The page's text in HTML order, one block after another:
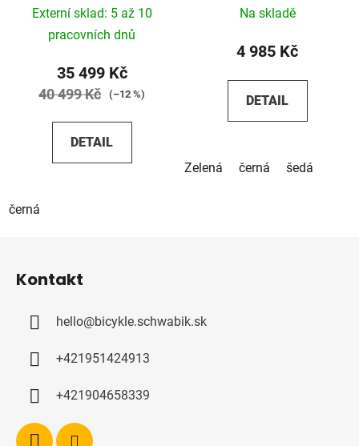
Externí sklad: 5 až 10
pracovních dnů
35 499 Kč
40 499 Kč (–12 %)
DETAIL
černá
Na skladě
4 985 Kč
DETAIL
Zelená černá šedá
Kontakt
hello@bicykle.schwabik.sk
+421951424913
+421904658339